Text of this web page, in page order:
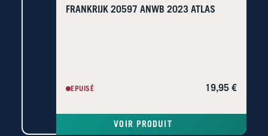
FRANKRIJK 20597 ANWB 2023 ATLAS
EPUISÉ 19,95 €
VOIR PRODUIT